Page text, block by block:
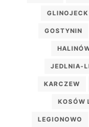
GLINOJECK
GOSTYNIN
JEDLNIA-
KARCZEW
KOSÓW
LEGIONOWO